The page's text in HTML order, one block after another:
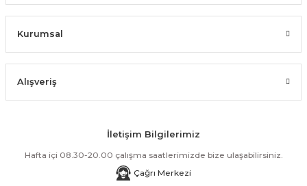
Kurumsal
Alışveriş
İletişim Bilgilerimiz
Hafta içi 08.30-20.00 çalışma saatlerimizde bize ulaşabilirsiniz.
Çağrı Merkezi